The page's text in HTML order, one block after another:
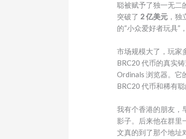
聪被赋予了独一无二
突破了 2 亿美元 ，
的“小众爱好者玩具”
市场规模大了，玩家
BRC20 代币的真实
Ordinals 浏览器。它
BRC20 代币和稀有
我有个香港的朋友，
影子。后来他在群里
文真的到了那个地址